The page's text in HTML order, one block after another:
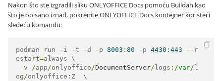
Nakon što ste izgradili sliku ONLYOFFICE Docs pomoću Buildah kao
što je opisano iznad, pokrenite ONLYOFFICE Docs kontejner koristeći
sledeću komandu:
podman run - i -t -d - p 8003 : 80 - p 4430 : 443 -- r
estart=always \
-v /app/onlyoffice/DocumentServer/ logs : /var/ l
og/onlyoffice : Z  \